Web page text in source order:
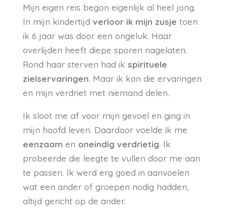
Mijn eigen reis begon eigenlijk al heel jong.
In mijn kindertijd verloor ik mijn zusje toen
ik 6 jaar was door een ongeluk. Haar
overlijden heeft diepe sporen nagelaten.
Rond haar sterven had ik spirituele
zielservaringen. Maar ik kon die ervaringen
en mijn verdriet met niemand delen.
Ik sloot me af voor mijn gevoel en ging in
mijn hoofd leven. Daardoor voelde ik me
eenzaam en oneindig verdrietig. Ik
probeerde die leegte te vullen door me aan
te passen. Ik werd erg goed in aanvoelen
wat een ander of groepen nodig hadden,
altijd gericht op de ander.